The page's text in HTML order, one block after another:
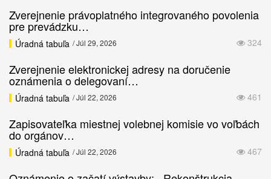
Zverejnenie právoplatného integrovaného povolenia
pre prevádzku…
324
Úradná tabuľa / Júl 29, 2026
Zverejnenie elektronickej adresy na doručenie
oznámenia o delegovaní…
461
Úradná tabuľa / Júl 22, 2026
Zapisovateľka miestnej volebnej komisie vo voľbách
do orgánov…
467
Úradná tabuľa / Júl 22, 2026